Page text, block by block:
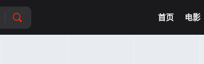
首页 电影